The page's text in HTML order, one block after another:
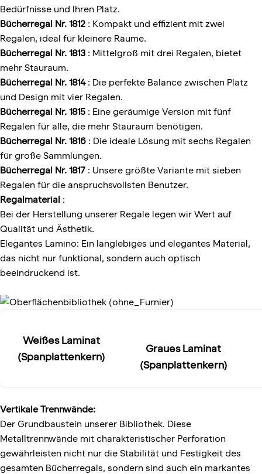
Bedürfnisse und Ihren Platz.
Bücherregal Nr. 1812 : Kompakt und effizient mit zwei
Regalen, ideal für kleinere Räume.
Bücherregal Nr. 1813 : Mittelgroß mit drei Regalen, bietet
mehr Stauraum.
Bücherregal Nr. 1814 : Die perfekte Balance zwischen Platz
und Design mit vier Regalen.
Bücherregal Nr. 1815 : Eine geräumige Version mit fünf
Regalen für alle, die mehr Stauraum benötigen.
Bücherregal Nr. 1816 : Die ideale Lösung mit sechs Regalen
für große Sammlungen.
Bücherregal Nr. 1817 : Unsere größte Variante mit sieben
Regalen für die anspruchsvollsten Benutzer.
Regalmaterial :
Bei der Herstellung unserer Regale legen wir Wert auf
Qualität und Ästhetik.
Elegantes Lamino: Ein langlebiges und elegantes Material,
das nicht nur funktional, sondern auch optisch
beeindruckend ist.
Weißes Laminat
(Spanplattenkern)
Graues Laminat
(Spanplattenkern)
Vertikale Trennwände:
Der Grundbaustein unserer Bibliothek. Diese
Metalltrennwände mit charakteristischer Perforation
gewährleisten nicht nur die Stabilität und Festigkeit des
gesamten Bücherregals, sondern sind auch ein markantes